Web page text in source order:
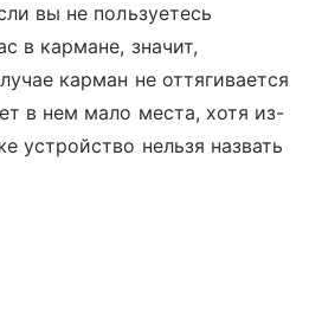
вы не пользуетесь
в кармане, значит,
карман не оттягивается
в нем мало места, хотя из-
устройство нельзя назвать